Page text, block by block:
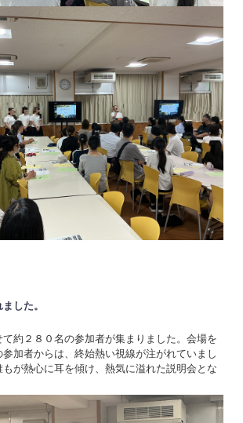
した。
約２８０名の参加者が集まりました。会場を
加者からは、終始熱い視線が注がれていまし
が熱心に耳を傾け、熱気に溢れた説明会とな